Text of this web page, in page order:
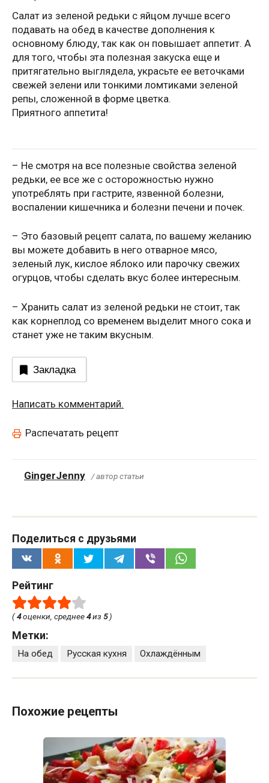
Салат из зеленой редьки с яйцом лучше всего
подавать на обед в качестве дополнения к
основному блюду, так как он повышает аппетит. А
для того, чтобы эта полезная закуска еще и
притягательно выглядела, украсьте ее веточками
свежей зелени или тонкими ломтиками зеленой
репы, сложенной в форме цветка.
Приятного аппетита!
– Не смотря на все полезные свойства зеленой
редьки, ее все же с осторожностью нужно
употреблять при гастрите, язвенной болезни,
воспалении кишечника и болезни печени и почек.
– Это базовый рецепт салата, по вашему желанию
вы можете добавить в него отварное мясо,
зеленый лук, кислое яблоко или парочку свежих
огурцов, чтобы сделать вкус более интересным.
– Хранить салат из зеленой редьки не стоит, так
как корнеплод со временем выделит много сока и
станет уже не таким вкусным.
Закладка
Написать комментарий.
Распечатать рецепт
GingerJenny / автор статьи
Поделиться с друзьями
Рейтинг
(4оценки, среднее4из 5)
Метки:
На обед Русская кухня Охлаждённым
Похожие рецепты